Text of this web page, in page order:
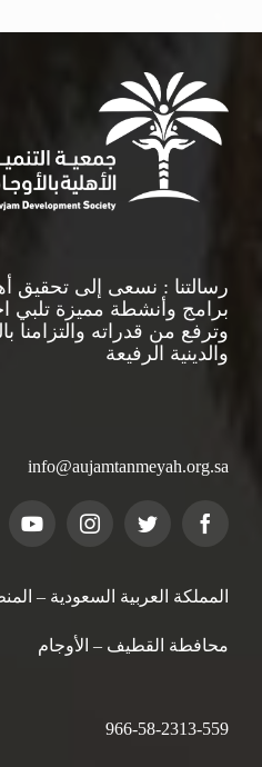
رسالتنا : نسعى إلى تحقيق
برامج وأنشطة مميزة تلبي
وترفع من قدراته والتزامنا
والدينية الرفيعة
info@aujamtanmeyah.org.sa
المملكة العربية السعودية –
محافطة القطيف – الأوجام
966-58-2313-559